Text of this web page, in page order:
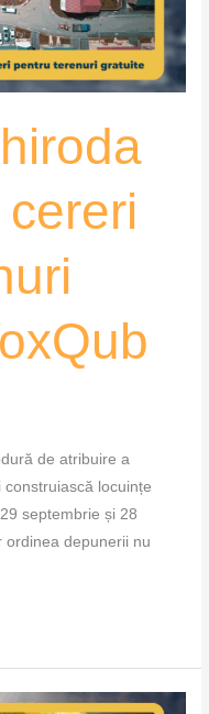
de atribuire a
locuințe
septembrie și 28
ordinea depunerii nu